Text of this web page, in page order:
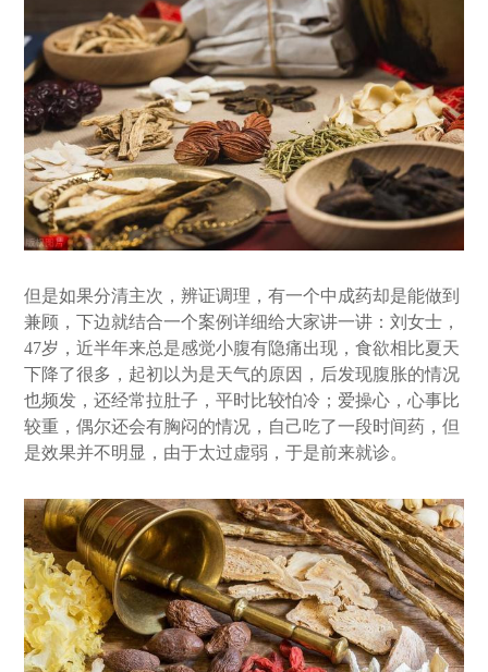
但是如果分清主次，辨证调理，有一个中成药却是能做到
兼顾，下边就结合一个案例详细给大家讲一讲：刘女士，
47岁，近半年来总是感觉小腹有隐痛出现，食欲相比夏天
下降了很多，起初以为是天气的原因，后发现腹胀的情况
也频发，还经常拉肚子，平时比较怕冷；爱操心，心事比
较重，偶尔还会有胸闷的情况，自己吃了一段时间药，但
是效果并不明显，由于太过虚弱，于是前来就诊。